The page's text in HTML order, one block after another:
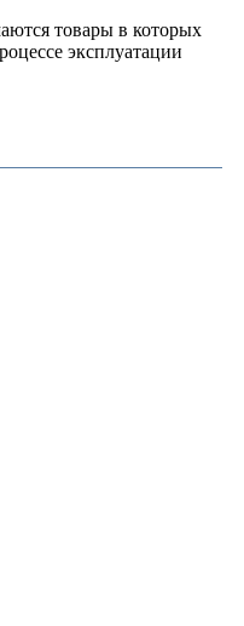
товары в которых
эксплуатации